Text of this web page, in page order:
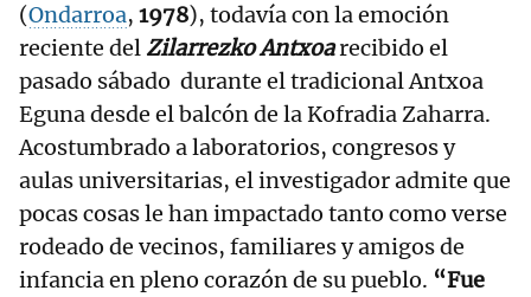
(Ondarroa, 1978), todavía con la emoción
reciente del Zilarrezko Antxoarecibido el
pasado sábado durante el tradicional Antxoa
Eguna desde el balcón de la Kofradia Zaharra.
Acostumbrado a laboratorios, congresos y
aulas universitarias, el investigador admite que
pocas cosas le han impactado tanto como verse
rodeado de vecinos, familiares y amigos de
infancia en pleno corazón de su pueblo. “Fue